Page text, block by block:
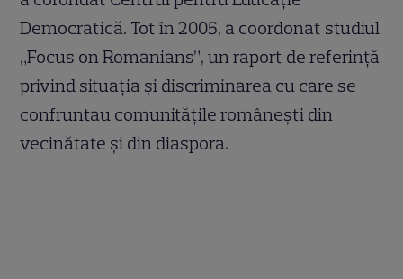
Democratică. Tot în 2005, a coordonat studiul
„Focus on Romanians”, un raport de referință
privind situația și discriminarea cu care se
confruntau comunitățile românești din
vecinătate și din diaspora.